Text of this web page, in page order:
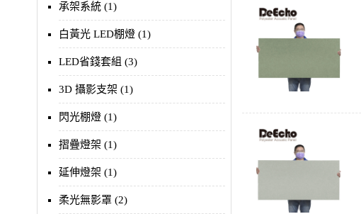
承架系統 (1)
白黃光 LED棚燈 (1)
LED省錢套組 (3)
3D 攝影支架 (1)
閃光棚燈 (1)
摺疊燈架 (1)
延伸燈架 (1)
柔光無影罩 (2)